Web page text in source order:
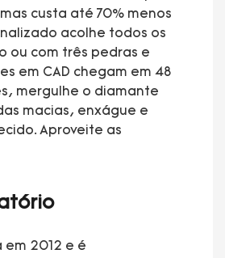
custa até 70% menos
acolhe todos os
ou com três pedras e
em CAD chegam em 48
mergulhe o diamante
macias, enxágue e
Aproveite as
em 2012 e é